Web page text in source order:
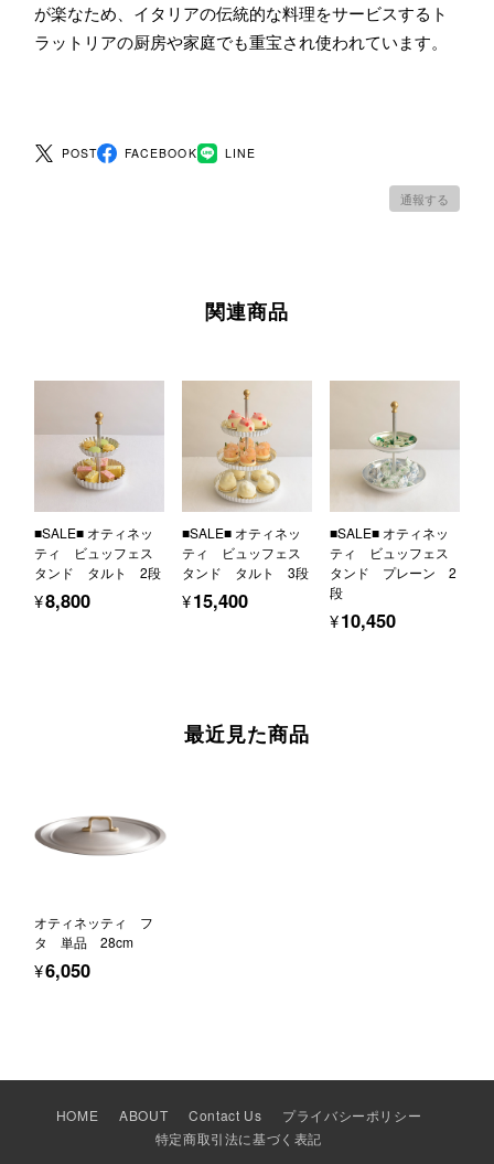
が楽なため、イタリアの伝統的な料理をサービスするト
ラットリアの厨房や家庭でも重宝され使われています。
POST FACEBOOK LINE
通報する
関連商品
■SALE■ オティネッ
ティ ビュッフェス
タンド タルト 2段
¥8,800
■SALE■ オティネッ
ティ ビュッフェス
タンド タルト 3段
¥15,400
■SALE■ オティネッ
ティ ビュッフェス
タンド プレーン 2
段
¥10,450
最近見た商品
オティネッティ フ
タ 単品 28cm
¥6,050
HOME ABOUT Contact Us
プライバシーポリシー
特定商取引法に基づく表記